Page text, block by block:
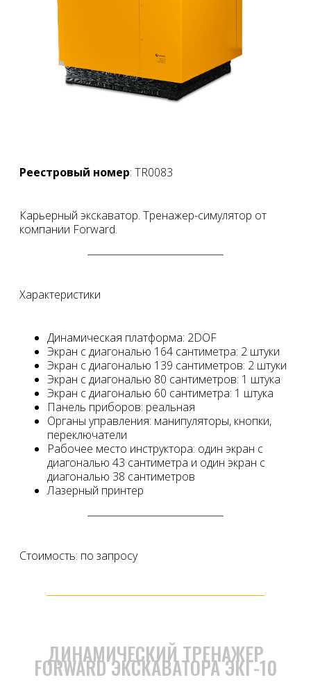
ДИНАМИЧЕСКИЙ ТРЕНАЖЕР
FORWARD ЭКСКАВАТОРА ЭКГ-10
Реестровый номер: TR0083
Карьерный экскаватор. Тренажер-симулятор от
компании Forward.
Характеристики
Динамическая платформа: 2DOF
Экран с диагональю 164 сантиметра: 2 штуки
Экран с диагональю 139 сантиметров: 2 штуки
Экран с диагональю 80 сантиметров: 1 штука
Экран с диагональю 60 сантиметра: 1 штука
Панель приборов: реальная
Органы управления: манипуляторы, кнопки,
переключатели
Рабочее место инструктора: один экран с
диагональю 43 сантиметра и один экран с
диагональю 38 сантиметров
Лазерный принтер
Стоимость: по запросу